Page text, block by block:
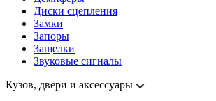
Диски сцепления
Замки
Запоры
Защелки
Звуковые сигналы
Кузов, двери и аксессуары